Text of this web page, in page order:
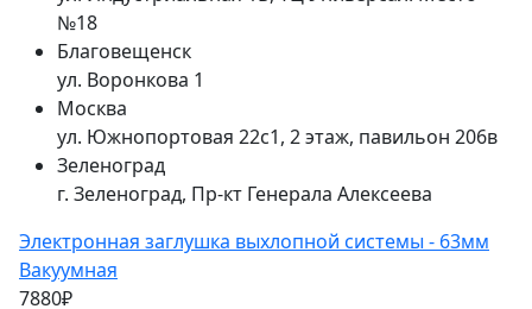
№18
Благовещенск
ул. Воронкова 1
Москва
ул. Южнопортовая 22с1, 2 этаж, павильон 206в
Зеленоград
г. Зеленоград, Пр-кт Генерала Алексеева
Электронная заглушка выхлопной системы - 63мм
Вакуумная
7880₽